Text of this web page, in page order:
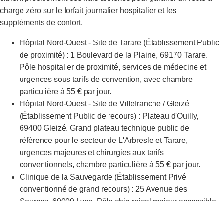
charge zéro sur le forfait journalier hospitalier et les
suppléments de confort.
Hôpital Nord-Ouest - Site de Tarare (Établissement Public
de proximité) : 1 Boulevard de la Plaine, 69170 Tarare.
Pôle hospitalier de proximité, services de médecine et
urgences sous tarifs de convention, avec chambre
particulière à 55 € par jour.
Hôpital Nord-Ouest - Site de Villefranche / Gleizé
(Établissement Public de recours) : Plateau d'Ouilly,
69400 Gleizé. Grand plateau technique public de
référence pour le secteur de L'Arbresle et Tarare,
urgences majeures et chirurgies aux tarifs
conventionnels, chambre particulière à 55 € par jour.
Clinique de la Sauvegarde (Établissement Privé
conventionné de grand recours) : 25 Avenue des